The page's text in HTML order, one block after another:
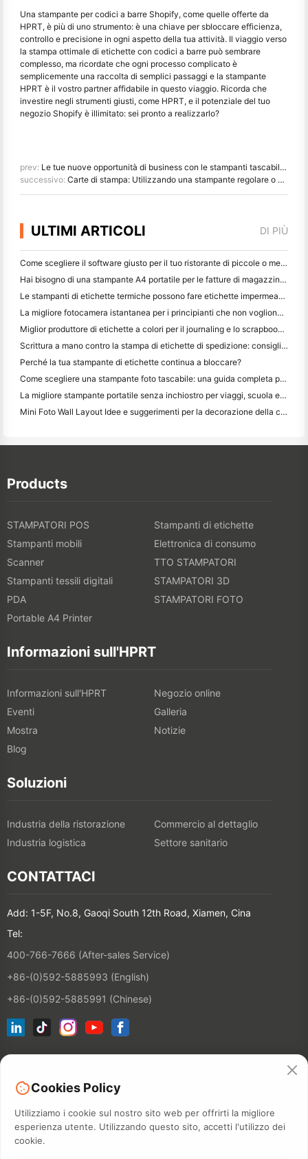
Una stampante per codici a barre Shopify, come quelle offerte da
HPRT, è più di uno strumento: è una chiave per sbloccare efficienza,
controllo e precisione in ogni aspetto della tua attività. Il viaggio verso
la stampa ottimale di etichette con codici a barre può sembrare
complesso, ma ricordate che ogni processo complicato è
semplicemente una raccolta di semplici passaggi e la stampante
HPRT è il vostro partner affidabile in questo viaggio. Ricorda che
investire negli strumenti giusti, come HPRT, e il potenziale del tuo
negozio Shopify è illimitato: sei pronto a realizzarlo?
prev: Le tue nuove opportunità di business con le stampanti tascabili HPRT
successivo: Carte di stampa: Utilizzando una stampante regolare o una stampante per schede in PVC?
ULTIMI ARTICOLI DI PIÙ
Come scegliere il software giusto per il tuo ristorante di piccole o medie dimensioni
Hai bisogno di una stampante A4 portatile per le fatture di magazzino? Cosa funziona davvero
Le stampanti di etichette termiche possono fare etichette impermeabili per prodotti di piccole imprese?
La migliore fotocamera istantanea per i principianti che non vogliono sprecare carta
Miglior produttore di etichette a colori per il journaling e lo scrapbooking: aggiungere più colori ad ogni pagina
Scrittura a mano contro la stampa di etichette di spedizione: consigli per le piccole imprese nel 2026
Perché la tua stampante di etichette continua a bloccare?
Come scegliere una stampante foto tascabile: una guida completa per gli utenti di giornali, viaggi e iPhone
La migliore stampante portatile senza inchiostro per viaggi, scuola e lavoro mobile: Hanin MT620 Pro Recensione
Mini Foto Wall Layout Idee e suggerimenti per la decorazione della camera da letto e del dormitorio
Products
STAMPATORI POS
Stampanti di etichette
Stampanti mobili
Elettronica di consumo
Scanner
TTO STAMPATORI
Stampanti tessili digitali
STAMPATORI 3D
PDA
STAMPATORI FOTO
Portable A4 Printer
Informazioni sull'HPRT
Informazioni sull'HPRT
Negozio online
Eventi
Galleria
Mostra
Notizie
Blog
Soluzioni
Industria della ristorazione
Commercio al dettaglio
Industria logistica
Settore sanitario
CONTATTACI
Add: 1-5F, No.8, Gaoqi South 12th Road, Xiamen, Cina
Tel:
400-766-7666 (After-sales Service)
+86-(0)592-5885993 (English)
+86-(0)592-5885991 (Chinese)
Cookies Policy
Utilizziamo i cookie sul nostro sito web per offrirti la migliore
esperienza utente. Utilizzando questo sito, accetti l'utilizzo dei
cookie.